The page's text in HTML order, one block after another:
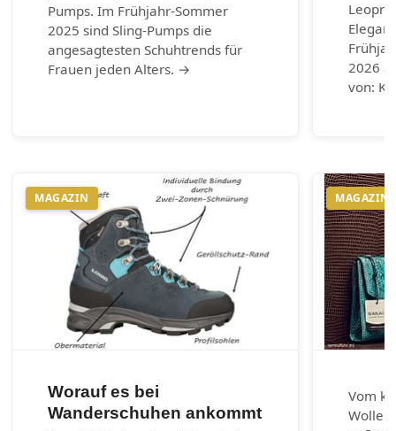
Pumps. Im Frühjahr-Sommer
2025 sind Sling-Pumps die
angesagtesten Schuhtrends für
Frauen jeden Alters. →
2026
von:
MAGAZIN
Worauf es bei
Wanderschuhen ankommt
MAGAZIN
Vom
Wolle